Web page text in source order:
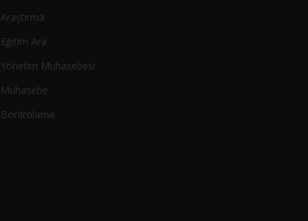
Araştırma
Eğitim Ara
Yönetim Muhasebesi
Muhasebe
Bordrolama